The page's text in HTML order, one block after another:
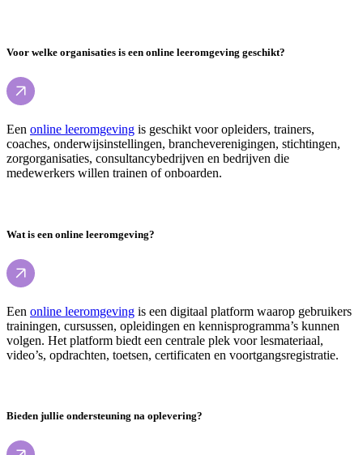
Voor welke organisaties is een online leeromgeving geschikt?
Een online leeromgeving is geschikt voor opleiders, trainers,
coaches, onderwijsinstellingen, brancheverenigingen, stichtingen,
zorgorganisaties, consultancybedrijven en bedrijven die
medewerkers willen trainen of onboarden.
Wat is een online leeromgeving?
Een online leeromgeving is een digitaal platform waarop gebruikers
trainingen, cursussen, opleidingen en kennisprogramma’s kunnen
volgen. Het platform biedt een centrale plek voor lesmateriaal,
video’s, opdrachten, toetsen, certificaten en voortgangsregistratie.
Bieden jullie ondersteuning na oplevering?